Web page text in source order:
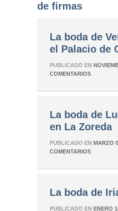
de firmas
La boda de
el Palacio de
PUBLICADO EN
COMENTARIOS
La boda de
en La Zoreda
PUBLICADO EN MARZO
COMENTARIOS
La boda de
PUBLICADO EN ENERO